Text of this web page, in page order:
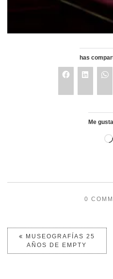
has
Me
0
MUSEOGRAFÍAS 25
AÑOS DE EMPTY